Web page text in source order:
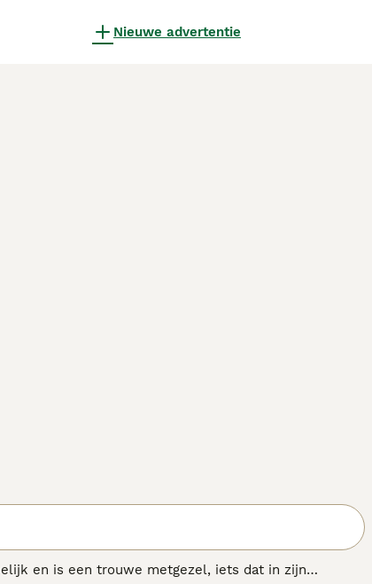
Nieuwe advertentie
en is een trouwe metgezel, iets dat in zijn